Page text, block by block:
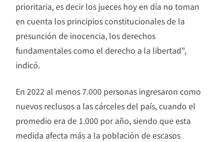
prioritaria, es decir los jueces hoy en día no toman
en cuenta los principios constitucionales de la
presunción de inocencia, los derechos
fundamentales como el derecho a la libertad”,
indicó.
En 2022 al menos 7.000 personas ingresaron como
nuevos reclusos a las cárceles del país, cuando el
promedio era de 1.000 por año, siendo que esta
medida afecta más a la población de escasos